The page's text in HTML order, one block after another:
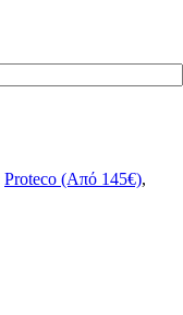
Proteco (Από 145€),